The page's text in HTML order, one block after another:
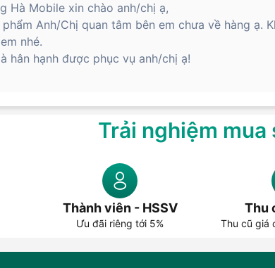
Hà Mobile xin chào anh/chị ạ,
phẩm Anh/Chị quan tâm bên em chưa về hàng ạ.
nhé.
hân hạnh được phục vụ anh/chị ạ!
Trải nghiệm mua
Thành viên - HSSV
Ưu đãi riêng tới 5%
Thu
Thu cũ giá